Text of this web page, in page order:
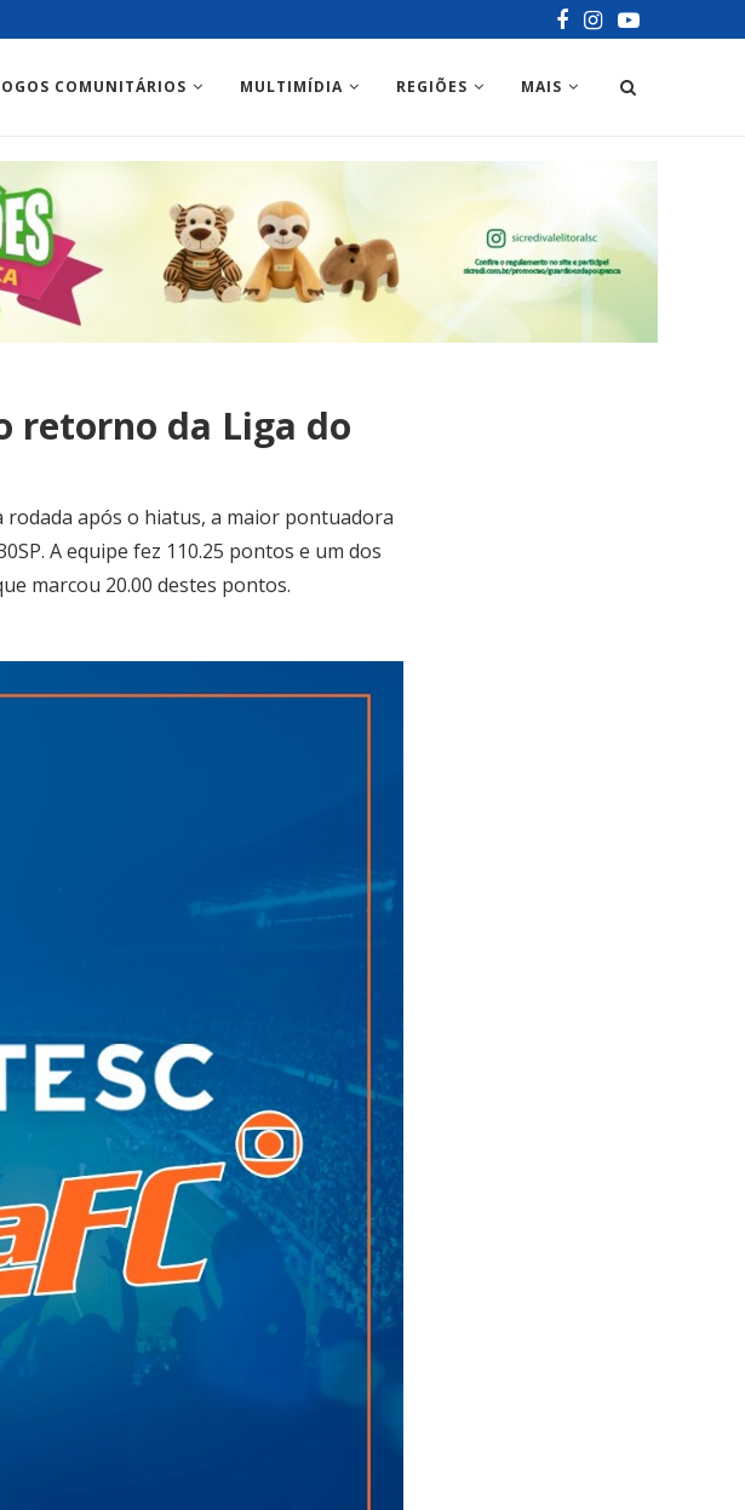
COMUNITÁRIOS MULTIMÍDIA REGIÕES MAIS
retorno da Liga do
rodada após o hiatus, a maior pontuadora
A equipe fez 110.25 pontos e um dos
marcou 20.00 destes pontos.